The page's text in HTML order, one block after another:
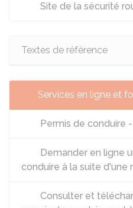
Site de la sécurité
Textes de référence
Services en ligne et
Permis de conduire
Demander en ligne
conduire à la suite d'une
Consulter et